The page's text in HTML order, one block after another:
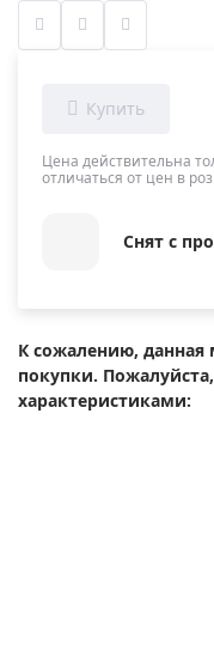
Цена действительна
отличаться от цен в
Снят с
К сожалению, данная
покупки.
характеристиками: